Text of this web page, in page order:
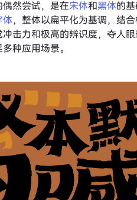
然尝试，是在宋体和黑体的
体，整体以扁平化为基调，结
击力和极高的辨识度，夺人
种应用场景。